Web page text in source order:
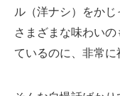
ル（洋ナシ）をかじ
さまざまな味わい
ているのに、非常に